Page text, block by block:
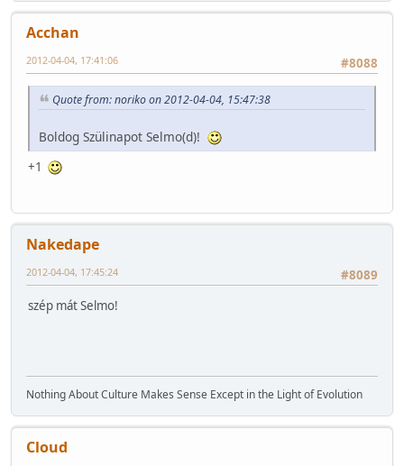
Acchan
#8088
2012-04-04, 17:41:06
Quote from: noriko on 2012-04-04, 15:47:38
Boldog Szülinapot Selmo(d)!
+1
Nakedape
#8089
2012-04-04, 17:45:24
szép mát Selmo!
Nothing About Culture Makes Sense Except in the Light of Evolution
Cloud